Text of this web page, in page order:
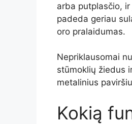
arba putplasčio,
padeda geriau
oro pralaidumas.
Nepriklausomai
stūmoklių žiedus
metalinius
Kokią